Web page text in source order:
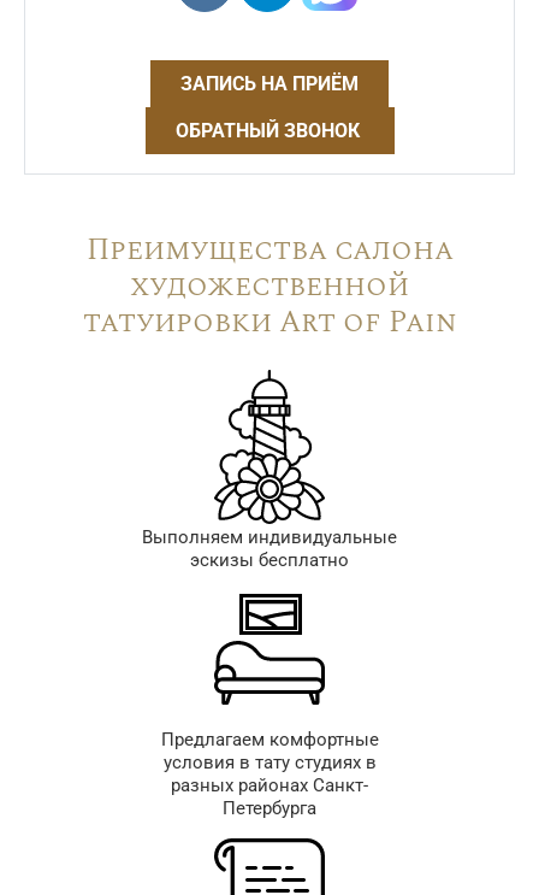
ЗАПИСЬ НА ПРИЁМ
ОБРАТНЫЙ ЗВОНОК
Преимущества салона
художественной
татуировки Art of Pain
Выполняем индивидуальные
эскизы бесплатно
Предлагаем комфортные
условия в тату студиях в
разных районах Санкт-
Петербурга